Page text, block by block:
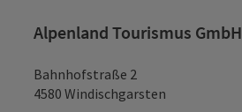
Alpenland Tourismus GmbH
Bahnhofstraße 2
4580 Windischgarsten